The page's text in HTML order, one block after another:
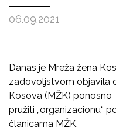
06.09.2021
Danas je Mreža žena
zadovoljstvom objavila
Kosova (MŽK) ponosno
pružiti „organizacionu“
članicama MŽK.